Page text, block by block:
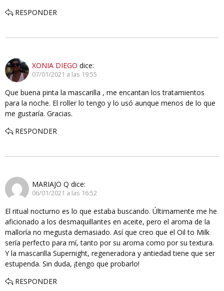
RESPONDER
XONIA DIEGO dice:
07/01/2021 a las 19:55
Que buena pinta la mascarilla , me encantan los tratamientos
para la noche. El roller lo tengo y lo usó aunque menos de lo que
me gustaría. Gracias.
RESPONDER
MARIAJO Q dice:
06/01/2021 a las 16:52
El ritual nocturno es lo que estaba buscando. Últimamente me he
aficionado a los desmaquillantes en aceite, pero el aroma de la
malloría no megusta demasiado. Así que creo que el Oil to Milk
sería perfecto para mí, tanto por su aroma como por su textura.
Y la mascarilla Supernight, regeneradora y antiedad tiene que ser
estupenda. Sin duda, ¡tengo que probarlo!
RESPONDER